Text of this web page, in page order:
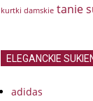
kurtki damskie tanie
ELEGANCKIE
adidas